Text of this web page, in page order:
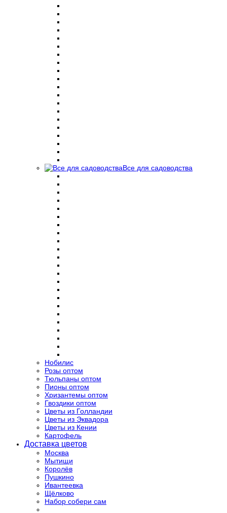
Все для садоводства
Нобилис
Розы оптом
Тюльпаны оптом
Пионы оптом
Хризантемы оптом
Гвоздики оптом
Цветы из Голландии
Цветы из Эквадора
Цветы из Кении
Картофель
Доставка цветов
Москва
Мытищи
Королёв
Пушкино
Ивантеевка
Щёлково
Набор собери сам